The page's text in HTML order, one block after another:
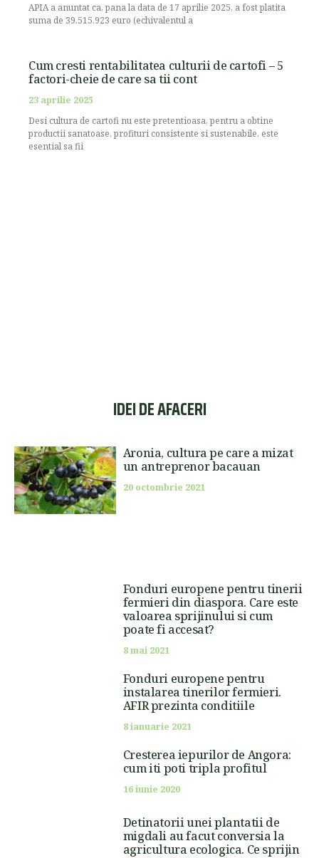
APIA a anuntat ca, pana la data de 17 aprilie 2025, a fost platita
suma de 39.515.923 euro (echivalentul a
Cum cresti rentabilitatea culturii de cartofi – 5
factori-cheie de care sa tii cont
23 aprilie 2025
Desi cultura de cartofi nu este pretentioasa, pentru a obtine
productii sanatoase, profituri consistente si sustenabile, este
esential sa fii
IDEI DE AFACERI
Aronia, cultura pe care a mizat
un antreprenor bacauan
20 octombrie 2021
Fonduri europene pentru tinerii
fermieri din diaspora. Care este
valoarea sprijinului si cum
poate fi accesat?
8 mai 2021
Fonduri europene pentru
instalarea tinerilor fermieri.
AFIR prezinta conditiile
8 ianuarie 2021
Cresterea iepurilor de Angora:
cum iti poti tripla profitul
16 iunie 2020
Detinatorii unei plantatii de
migdali au facut conversia la
agricultura ecologica. Ce sprijin